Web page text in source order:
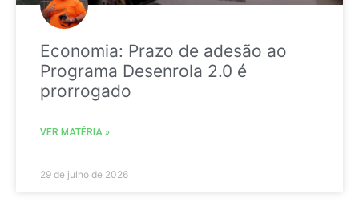
Economia: Prazo de adesão ao
Programa Desenrola 2.0 é
prorrogado
VER MATÉRIA »
29 de julho de 2026